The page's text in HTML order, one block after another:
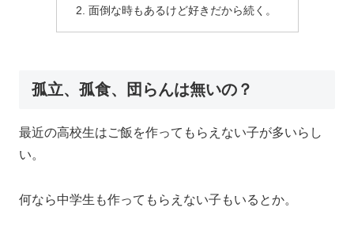
面倒な時もあるけど好きだから続く。
孤立、孤食、団らんは無いの？
最近の高校生はご飯を作ってもらえない子が多いらし
い。
何なら中学生も作ってもらえない子もいるとか。